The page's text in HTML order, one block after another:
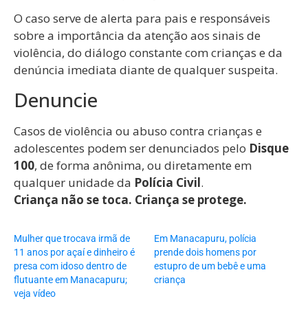
O caso serve de alerta para pais e responsáveis
sobre a importância da atenção aos sinais de
violência, do diálogo constante com crianças e da
denúncia imediata diante de qualquer suspeita.
Denuncie
Casos de violência ou abuso contra crianças e
adolescentes podem ser denunciados pelo Disque
100, de forma anônima, ou diretamente em
qualquer unidade da Polícia Civil.
Criança não se toca. Criança se protege.
Mulher que trocava irmã de
11 anos por açaí e dinheiro é
presa com idoso dentro de
flutuante em Manacapuru;
veja vídeo
Em Manacapuru, polícia
prende dois homens por
estupro de um bebê e uma
criança